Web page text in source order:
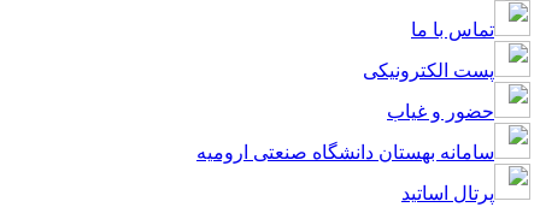
تماس با ما
پست الکترونیکی
حضور و غیاب
سامانه بهستان دانشگاه صنعتی ارومیه
پرتال اساتید